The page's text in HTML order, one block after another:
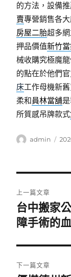
的方法，設備
賣專營銷售各
房屋二胎超多
押品價值新竹
械收購究極魔
的點在於他們
床工作母機新
柔和員林當舖
所質感吊牌款式
作
admin
發
章
導
覽
上一篇文章
上
一
文
章:
台中搬家
障手術的
下一篇文章